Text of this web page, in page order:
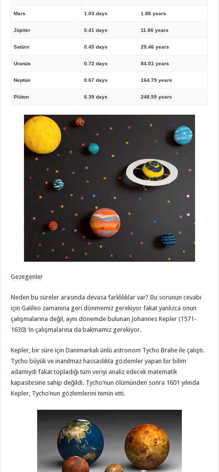
Mars 1.03 days 1.88 years
Jüpiter 0.41 days 11.86 years
Satürn 0.45 days 29.46 years
Uranüs 0.72 days 84.01 years
Neptün 0.67 days 164.79 years
Plüton 6.39 days 248.59 years
Gezegenler
Neden bu süreler arasında devasa farklılıklar var? Bu sorunun cevabı
için Galileo zamanına geri dönmemiz gerekiyor fakat yanlızca onun
çalışmalarına değil, aynı dönemde bulunan Johannes Kepler (1571-
1630) ‘in çalışmalarına da bakmamız gerekiyor.
Kepler, bir süre için Danimarkalı ünlü astronom Tycho Brahe ile çalıştı.
Tycho büyük ve inanılmaz hassaslıkta gözlemler yapan bir bilim
adamıydı fakat topladığı tüm veriyi analiz edecek matematik
kapasitesine sahip değildi. Tycho’nun ölümünden sonra 1601 yılında
Kepler, Tycho’nun gözlemlerini temin etti.